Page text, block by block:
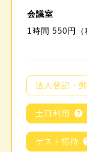
会議室
1時間 550円（
法人登記・
土日利用
ゲスト招待